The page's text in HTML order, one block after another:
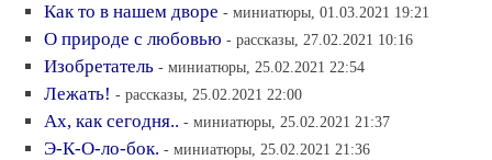
Как то в нашем дворе - миниатюры, 01.03.2021 19:21
О природе с любовью - рассказы, 27.02.2021 10:16
Изобретатель - миниатюры, 25.02.2021 22:54
Лежать! - рассказы, 25.02.2021 22:00
Ах, как сегодня.. - миниатюры, 25.02.2021 21:37
Э-К-О-ло-бок. - миниатюры, 25.02.2021 21:36